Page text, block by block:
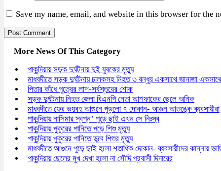
Save my name, email, and website in this browser for the
More News Of This Category
পাকুন্দিয়ায় সড়ক দুর্ঘটনায় দুই যুবকের মৃত্যু
মাধবদীতে সড়ক দুর্ঘটনায় চালকসহ নিহত ৩ বন্ধুর একসাথে জানাজা
পিতার কাঁধে পুত্রের লাশ-সর্বস্তরের শোক
সড়ক দুর্ঘটনায় নিহত জেলা বিএনপি নেতা আশফাকের ছেলে অনিক
মাধবদীতে ফের ভয়বহ আগুনে পুড়লো ৭ দোকান- আগুন আতঙ্কে ব্যবসায়ীরা
পাকুন্দিয়ায় নাসিমার স্বপ্ন’ পুড়ে ছাই এখন সে নিঃস্ব
পাকুন্দিয়ায় পুকুরের পানিতে পড়ে শিশু মৃত্যু
পাকুন্দিয়ায় পুকুরের পানিতে ডুবে শিশুর মৃত্যু
মাধবদীতে আগুনে পুড়ে ছাই হলো শতাধিক দোকান- ব্যবসায়ীদের কান্নায়
পাকুন্দিয়ায় ছেলের মুখ দেখা হলো না সৌদি প্রবাসী দিদারের